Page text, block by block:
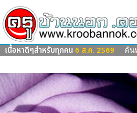
เนื้อหาดีๆสำหรับทุกคน 6 ส.ค. 2569 ค้น